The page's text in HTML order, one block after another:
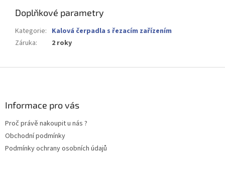
Doplňkové parametry
Kategorie: Kalová čerpadla s řezacím zařízením
Záruka: 2 roky
Informace pro vás
Proč právě nakoupit u nás ?
Obchodní podmínky
Podmínky ochrany osobních údajů